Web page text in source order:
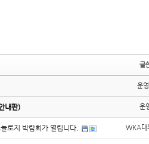
글
운
내판) 운
로지 박람회가 열립니다. WKA대